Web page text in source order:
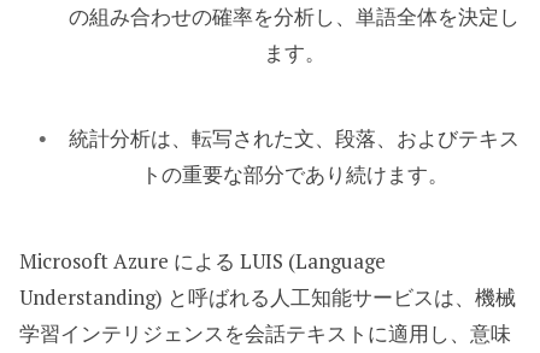
の組み合わせの確率を分析し、単語全体を決定し
ます。
統計分析は、転写された文、段落、およびテキス
トの重要な部分であり続けます。
Microsoft Azure による LUIS (Language
Understanding) と呼ばれる人工知能サービスは、機械
学習インテリジェンスを会話テキストに適用し、意味